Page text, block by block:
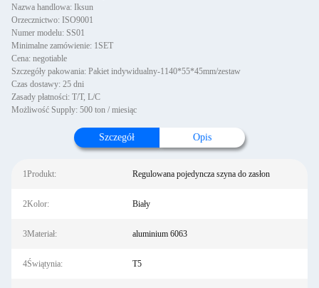
Nazwa handlowa: Iksun
Orzecznictwo: ISO9001
Numer modelu: SS01
Minimalne zamówienie: 1SET
Cena: negotiable
Szczegóły pakowania: Pakiet indywidualny-1140*55*45mm/zestaw
Czas dostawy: 25 dni
Zasady płatności: T/T, L/C
Możliwość Supply: 500 ton / miesiąc
Szczegół Opis
1Produkt: Regulowana pojedyncza szyna do zasłon
2Kolor: Biały
3Materiał: aluminium 6063
4Świątynia: T5